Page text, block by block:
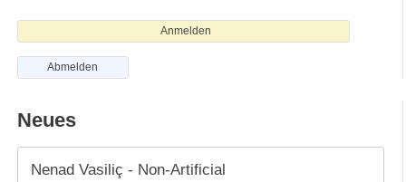
Anmelden
Abmelden
Neues
Nenad Vasiliç - Non-Artificial